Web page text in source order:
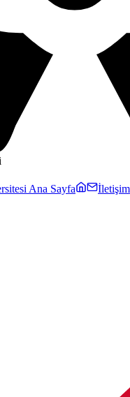
Ana Sayfa
İletişim